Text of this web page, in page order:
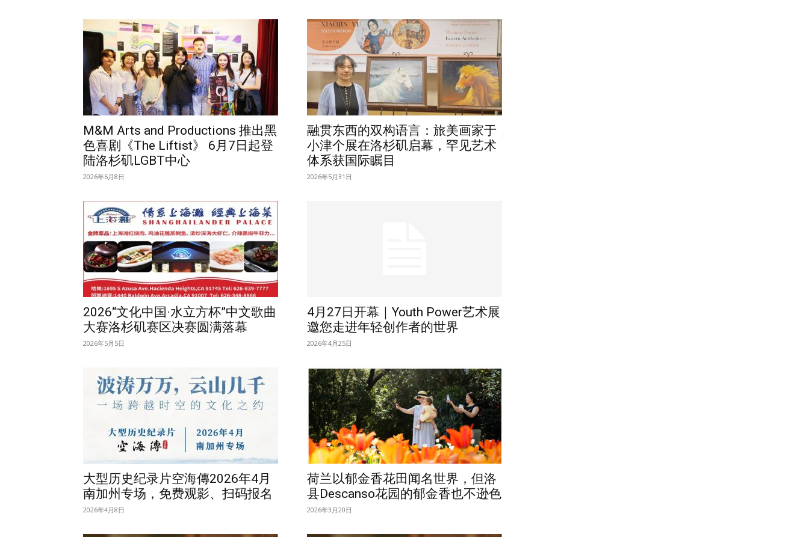
M&M Arts and Productions 推出黑
色喜剧《The Liftist》 6月7日起登
陆洛杉矶LGBT中心
2026年6月8日
融贯东西的双构语言：旅美画家于
小津个展在洛杉矶启幕，罕见艺术
体系获国际瞩目
2026年5月31日
2026“文化中国·水立方杯”中文歌曲
大赛洛杉矶赛区决赛圆满落幕
2026年5月5日
4月27日开幕｜Youth Power艺术展
邀您走进年轻创作者的世界
2026年4月25日
大型历史纪录片空海傳2026年4月
南加州专场，免费观影、扫码报名
2026年4月8日
荷兰以郁金香花田闻名世界，但洛
县Descanso花园的郁金香也不逊色
2026年3月20日